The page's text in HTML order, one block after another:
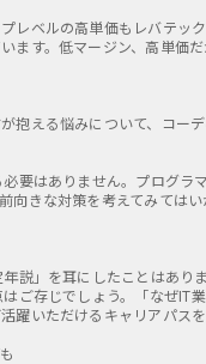
レベルの高単価もレバテッ
ます。低マージン、高単価
抱える悩みについて、コー
要はありません。プログ
向きな対策を考えてみては
説」を耳にしたことはあ
ご存じでしょう。「なぜ
躍いただけるキャリアパス